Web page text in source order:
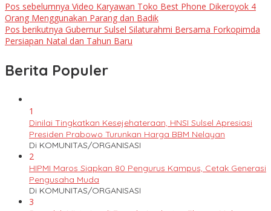
Pos sebelumnya Video Karyawan Toko Best Phone Dikeroyok 4
Orang Menggunakan Parang dan Badik
Pos berikutnya Gubernur Sulsel Silaturahmi Bersama Forkopimda
Persiapan Natal dan Tahun Baru
Berita Populer
1
Dinilai Tingkatkan Kesejehateraan, HNSI Sulsel Apresiasi
Presiden Prabowo Turunkan Harga BBM Nelayan
Di KOMUNITAS/ORGANISASI
2
HIPMI Maros Siapkan 80 Pengurus Kampus, Cetak Generasi
Pengusaha Muda
Di KOMUNITAS/ORGANISASI
3